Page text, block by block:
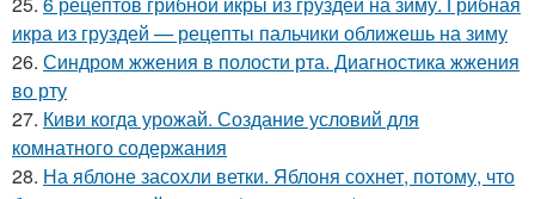
икра из груздей — рецепты пальчики оближешь на зиму
26. Синдром жжения в полости рта. Диагностика жжения
во рту
27. Киви когда урожай. Создание условий для
комнатного содержания
28. На яблоне засохли ветки. Яблоня сохнет, потому, что